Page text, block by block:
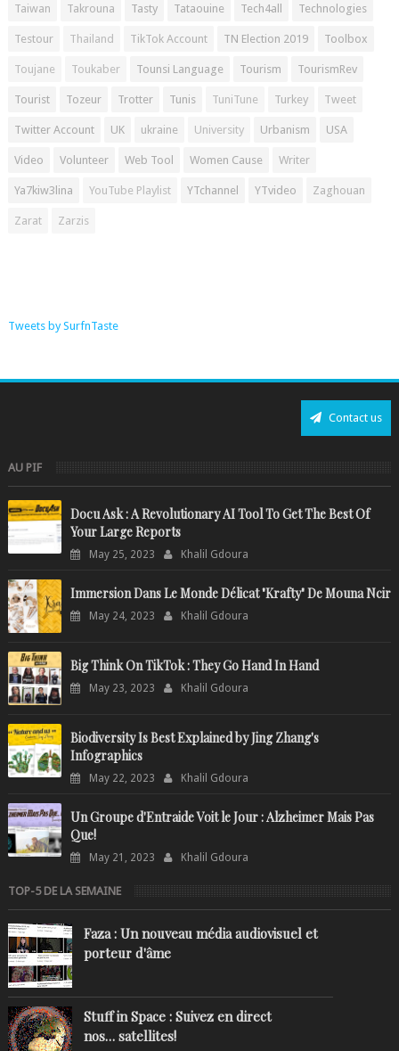
Taiwan Takrouna Tasty Tataouine Tech4all Technologies
Testour Thailand TikTok Account TN Election 2019 Toolbox
Toujane Toukaber Tounsi Language Tourism TourismRev
Tourist Tozeur Trotter Tunis TuniTune Turkey Tweet
Twitter Account UK ukraine University Urbanism USA
Video Volunteer Web Tool Women Cause Writer
Ya7kiw3lina YouTube Playlist YTchannel YTvideo Zaghouan
Zarat Zarzis
Tweets by SurfnTaste
Contact us
AU PIF
Docu Ask : A Revolutionary AI Tool To Get The Best Of
Your Large Reports
May 25, 2023 Khalil Gdoura
Immersion Dans Le Monde Délicat "Krafty" De Mouna Ncir
May 24, 2023 Khalil Gdoura
Big Think On TikTok : They Go Hand In Hand
May 23, 2023 Khalil Gdoura
Biodiversity Is Best Explained by Jing Zhang's
Infographics
May 22, 2023 Khalil Gdoura
Un Groupe d'Entraide Voit le Jour : Alzheimer Mais Pas
Que!
May 21, 2023 Khalil Gdoura
TOP-5 DE LA SEMAINE
Faza : Un nouveau média audiovisuel et
porteur d'âme
Stuff in Space : Suivez en direct
nos… satellites!